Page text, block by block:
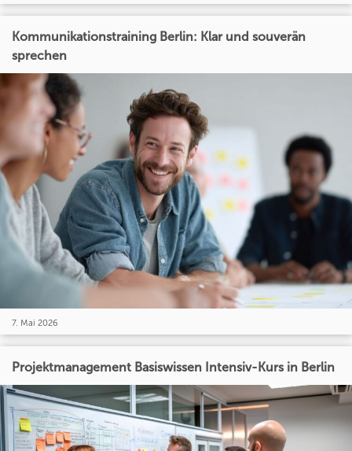
Kommunikationstraining Berlin: Klar und souverän
sprechen
7. Mai 2026
Projektmanagement Basiswissen Intensiv-Kurs in Berlin